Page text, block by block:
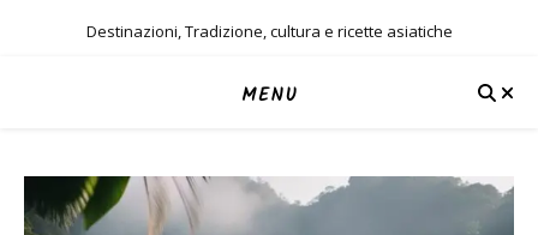
Destinazioni, Tradizione, cultura e ricette asiatiche
MENU